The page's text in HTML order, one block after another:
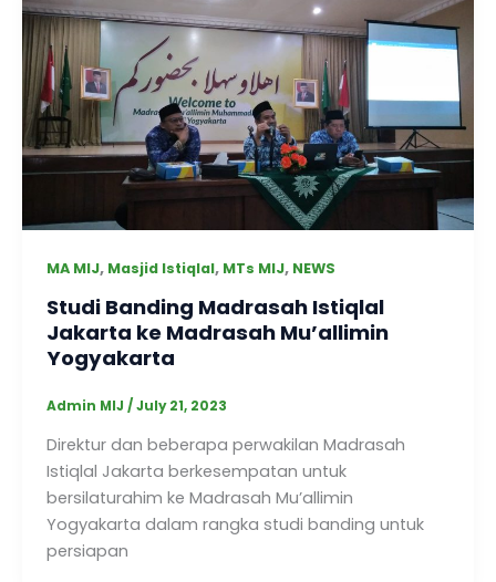
MA MIJ, Masjid Istiqlal, MTs MIJ, NEWS
Studi Banding Madrasah Istiqlal
Jakarta ke Madrasah Mu’allimin
Yogyakarta
Admin MIJ /July 21, 2023
Direktur dan beberapa perwakilan Madrasah
Istiqlal Jakarta berkesempatan untuk
bersilaturahim ke Madrasah Mu’allimin
Yogyakarta dalam rangka studi banding untuk
persiapan